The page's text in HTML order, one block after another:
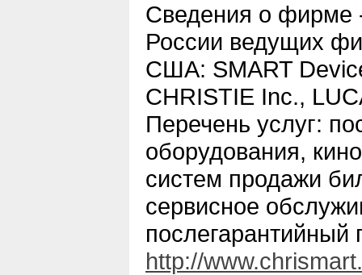
Сведения о фирме
России ведущих
США: SMART
CHRISTIE Inc.,
Перечень услуг:
оборудования,
систем продажи
сервисное
послегарантийный
http://